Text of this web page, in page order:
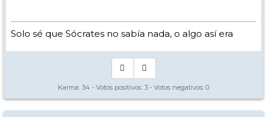
Solo sé que Sócrates no sabía nada, o algo así era
Karma: 34 - Votos positivos: 3 - Votos negativos: 0